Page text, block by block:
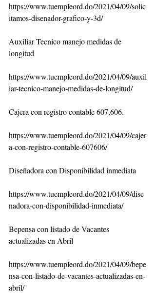
https://www.tuempleord.do/2021/04/09/solic
itamos-disenador-grafico-y-3d/
Auxiliar Tecnico manejo medidas de
longitud
https://www.tuempleord.do/2021/04/09/auxil
iar-tecnico-manejo-medidas-de-longitud/
Cajera con registro contable 607,606.
https://www.tuempleord.do/2021/04/09/cajer
a-con-registro-contable-607606/
Diseñadora con Disponibilidad inmediata
https://www.tuempleord.do/2021/04/09/dise
nadora-con-disponibilidad-inmediata/
Bepensa con listado de Vacantes
actualizadas en Abril
https://www.tuempleord.do/2021/04/09/bepe
nsa-con-listado-de-vacantes-actualizadas-en-
abril/